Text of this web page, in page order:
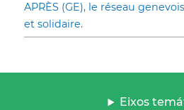
APRÈS (GE), le réseau
et solidaire.
Eixos